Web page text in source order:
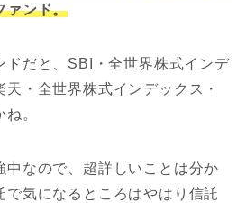
ァンド。
ドだと、SBI・全世界株式インデ
・全世界株式インデックス・
。
中なので、超詳しいことは分か
で気になるところはやはり信託